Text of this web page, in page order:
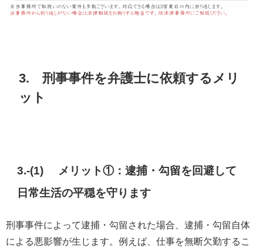
3. 刑事事件を弁護士に依頼するメリ
ット
3.-(1) メリット①：逮捕・勾留を回避して
日常生活の平穏を守ります
刑事事件によって逮捕・勾留された場合、逮捕・勾留自体
による悪影響が生じます。例えば、仕事を無断欠勤するこ